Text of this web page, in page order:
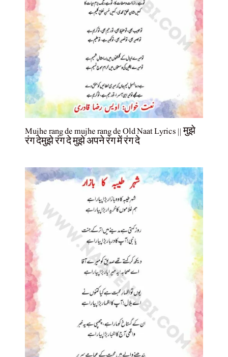
Mujhe rang de mujhe rang de Old Naat Lyrics || मुझे
रंग देमुझे रंग दे मुझे अपने रंग में रंग दे